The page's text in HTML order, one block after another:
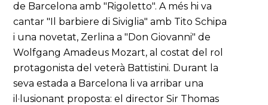
de Barcelona amb "Rigoletto". A més hi va
cantar "Il barbiere di Siviglia" amb Tito Schipa
i una novetat, Zerlina a "Don Giovanni" de
Wolfgang Amadeus Mozart, al costat del rol
protagonista del veterà Battistini. Durant la
seva estada a Barcelona li va arribar una
il·lusionant proposta: el director Sir Thomas